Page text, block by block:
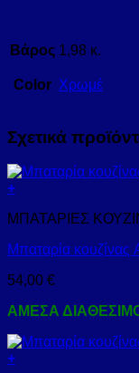
Βάρος 1,98 κ.
Color Χρωμέ
Σχετικά
+
ΜΠΑΤΑΡΙΕΣ
Μπαταρία
54,00 €
ΑΜΕΣΑ
+